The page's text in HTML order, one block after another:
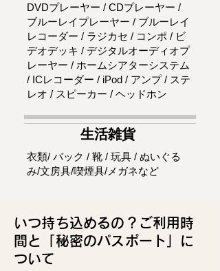
DVDプレーヤー / CDプレーヤー /
ブルーレイプレーヤー / ブルーレイ
レコーダー / ラジカセ / コンポ / ビ
デオデッキ / デジタルオーディオプ
レーヤー / ホームシアターシステム
/ ICレコーダー / iPod / アンプ / ステ
レオ / スピーカー / ヘッドホン
​生活雑貨
衣類/ バック / 靴 / 玩具 / ぬいぐる
み/文房具/喫煙具/メガネなど
いつ持ち込めるの？ご利用時
間と「秘密のパスポート」に
ついて